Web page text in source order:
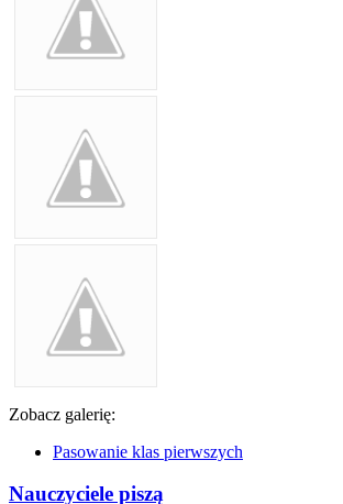
Zobacz galerię:
Pasowanie klas pierwszych
Nauczyciele piszą